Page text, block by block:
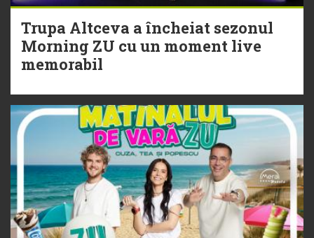
20 Iulie
Torpedoul lui Morar: Theo Rose -
Trupa Altceva a încheiat sezonul
Morning ZU cu un moment live
memorabil